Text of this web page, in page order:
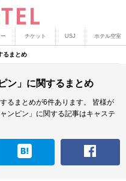
チケット USJ ホテル空室
るまとめ
ン」に関するまとめ
るまとめが6件あります。
皆様が
ンピン」に関する記事はキャステ